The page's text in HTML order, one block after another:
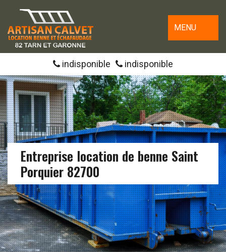
MENU
indisponible indisponible
Entreprise location de benne Saint
Porquier 82700